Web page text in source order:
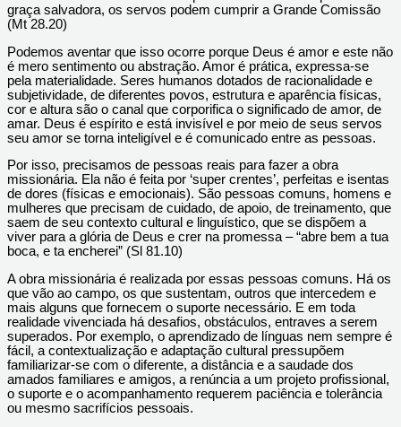
graça salvadora, os servos podem cumprir a Grande Comissão
(Mt 28.20)
Podemos aventar que isso ocorre porque Deus é amor e este não
é mero sentimento ou abstração. Amor é prática, expressa-se
pela materialidade. Seres humanos dotados de racionalidade e
subjetividade, de diferentes povos, estrutura e aparência físicas,
cor e altura são o canal que corporifica o significado de amor, de
amar. Deus é espírito e está invisível e por meio de seus servos
seu amor se torna inteligível e é comunicado entre as pessoas.
Por isso, precisamos de pessoas reais para fazer a obra
missionária. Ela não é feita por ‘super crentes’, perfeitas e isentas
de dores (físicas e emocionais). São pessoas comuns, homens e
mulheres que precisam de cuidado, de apoio, de treinamento, que
saem de seu contexto cultural e linguístico, que se dispõem a
viver para a glória de Deus e crer na promessa – “abre bem a tua
boca, e ta encherei” (Sl 81.10)
A obra missionária é realizada por essas pessoas comuns. Há os
que vão ao campo, os que sustentam, outros que intercedem e
mais alguns que fornecem o suporte necessário. E em toda
realidade vivenciada há desafios, obstáculos, entraves a serem
superados. Por exemplo, o aprendizado de línguas nem sempre é
fácil, a contextualização e adaptação cultural pressupõem
familiarizar-se com o diferente, a distância e a saudade dos
amados familiares e amigos, a renúncia a um projeto profissional,
o suporte e o acompanhamento requerem paciência e tolerância
ou mesmo sacrifícios pessoais.